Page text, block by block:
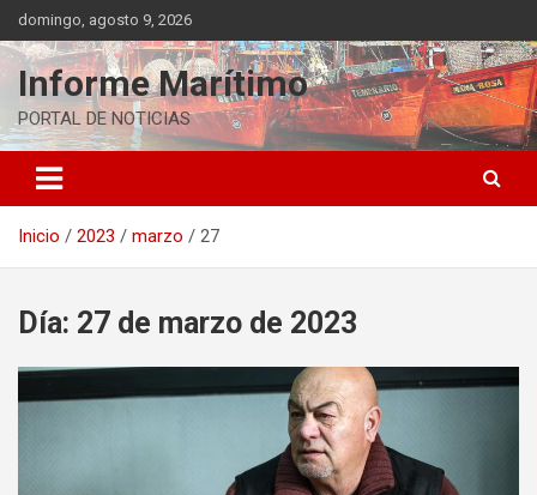
Saltar
al
contenido
domingo, agosto 9, 2026
Informe Marítimo
PORTAL DE NOTICIAS
Inicio 2023 marzo 27
Día: 27 de marzo de 2023